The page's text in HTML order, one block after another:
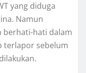
yang diduga
Namun
berhati-hati dalam
terlapor sebelum